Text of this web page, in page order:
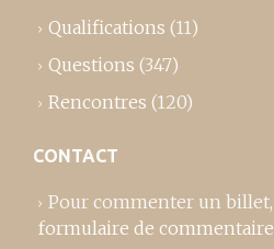
Qualifications (11)
Questions (347)
Rencontres (120)
CONTACT
Pour commenter un billet,
formulaire de commentaire